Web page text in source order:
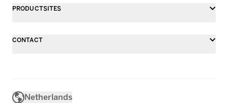
PRODUCTSITES
CONTACT
Netherlands